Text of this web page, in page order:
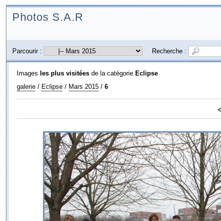
Photos S.A.R
Parcourir : Recherche :
Images les plus visitéesde la catégorie Eclipse
galerie/ Eclipse/ Mars 2015/ 6